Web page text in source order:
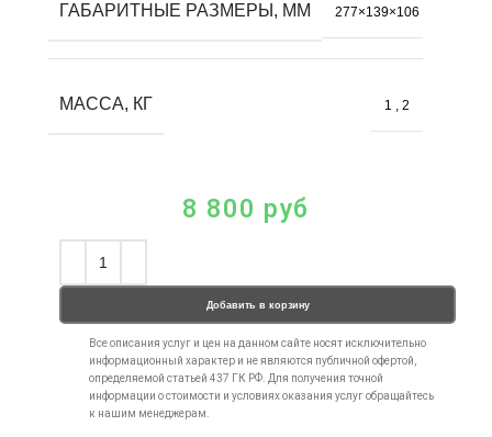
ГАБАРИТНЫЕ РАЗМЕРЫ, ММ 277×139×106
МАССА, КГ 1 , 2
8 800 руб
Добавить в корзину
Все описания услуг и цен на данном сайте носят исключительно
информационный характер и не являются публичной офертой,
определяемой статьей 437 ГК РФ. Для получения точной
информации о стоимости и условиях оказания услуг обращайтесь
к нашим менеджерам.